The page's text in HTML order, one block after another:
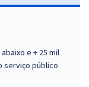
e + 25 mil
serviço público